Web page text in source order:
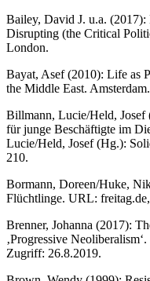
Bailey, David J. u.a.
Disrupting (the Critical
London.
Bayat, Asef (2010): Life as
the Middle East. Amsterdam.
Billmann, Lucie/Held, Josef
für junge Beschäftigte im
Lucie/Held, Josef (Hg.):
210.
Bormann, Doreen/Huke,
Flüchtlinge. URL:
Brenner, Johanna (2017):
‚Progressive
Zugriff: 26.8.2019.